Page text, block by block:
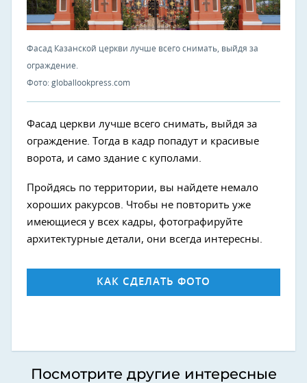
Фасад Казанской церкви лучше всего снимать, выйдя за
ограждение.
Фото: globallookpress.com
Фасад церкви лучше всего снимать, выйдя за
ограждение. Тогда в кадр попадут и красивые
ворота, и само здание с куполами.
Пройдясь по территории, вы найдете немало
хороших ракурсов. Чтобы не повторить уже
имеющиеся у всех кадры, фотографируйте
архитектурные детали, они всегда интересны.
КАК СДЕЛАТЬ ФОТО
Посмотрите другие интересные